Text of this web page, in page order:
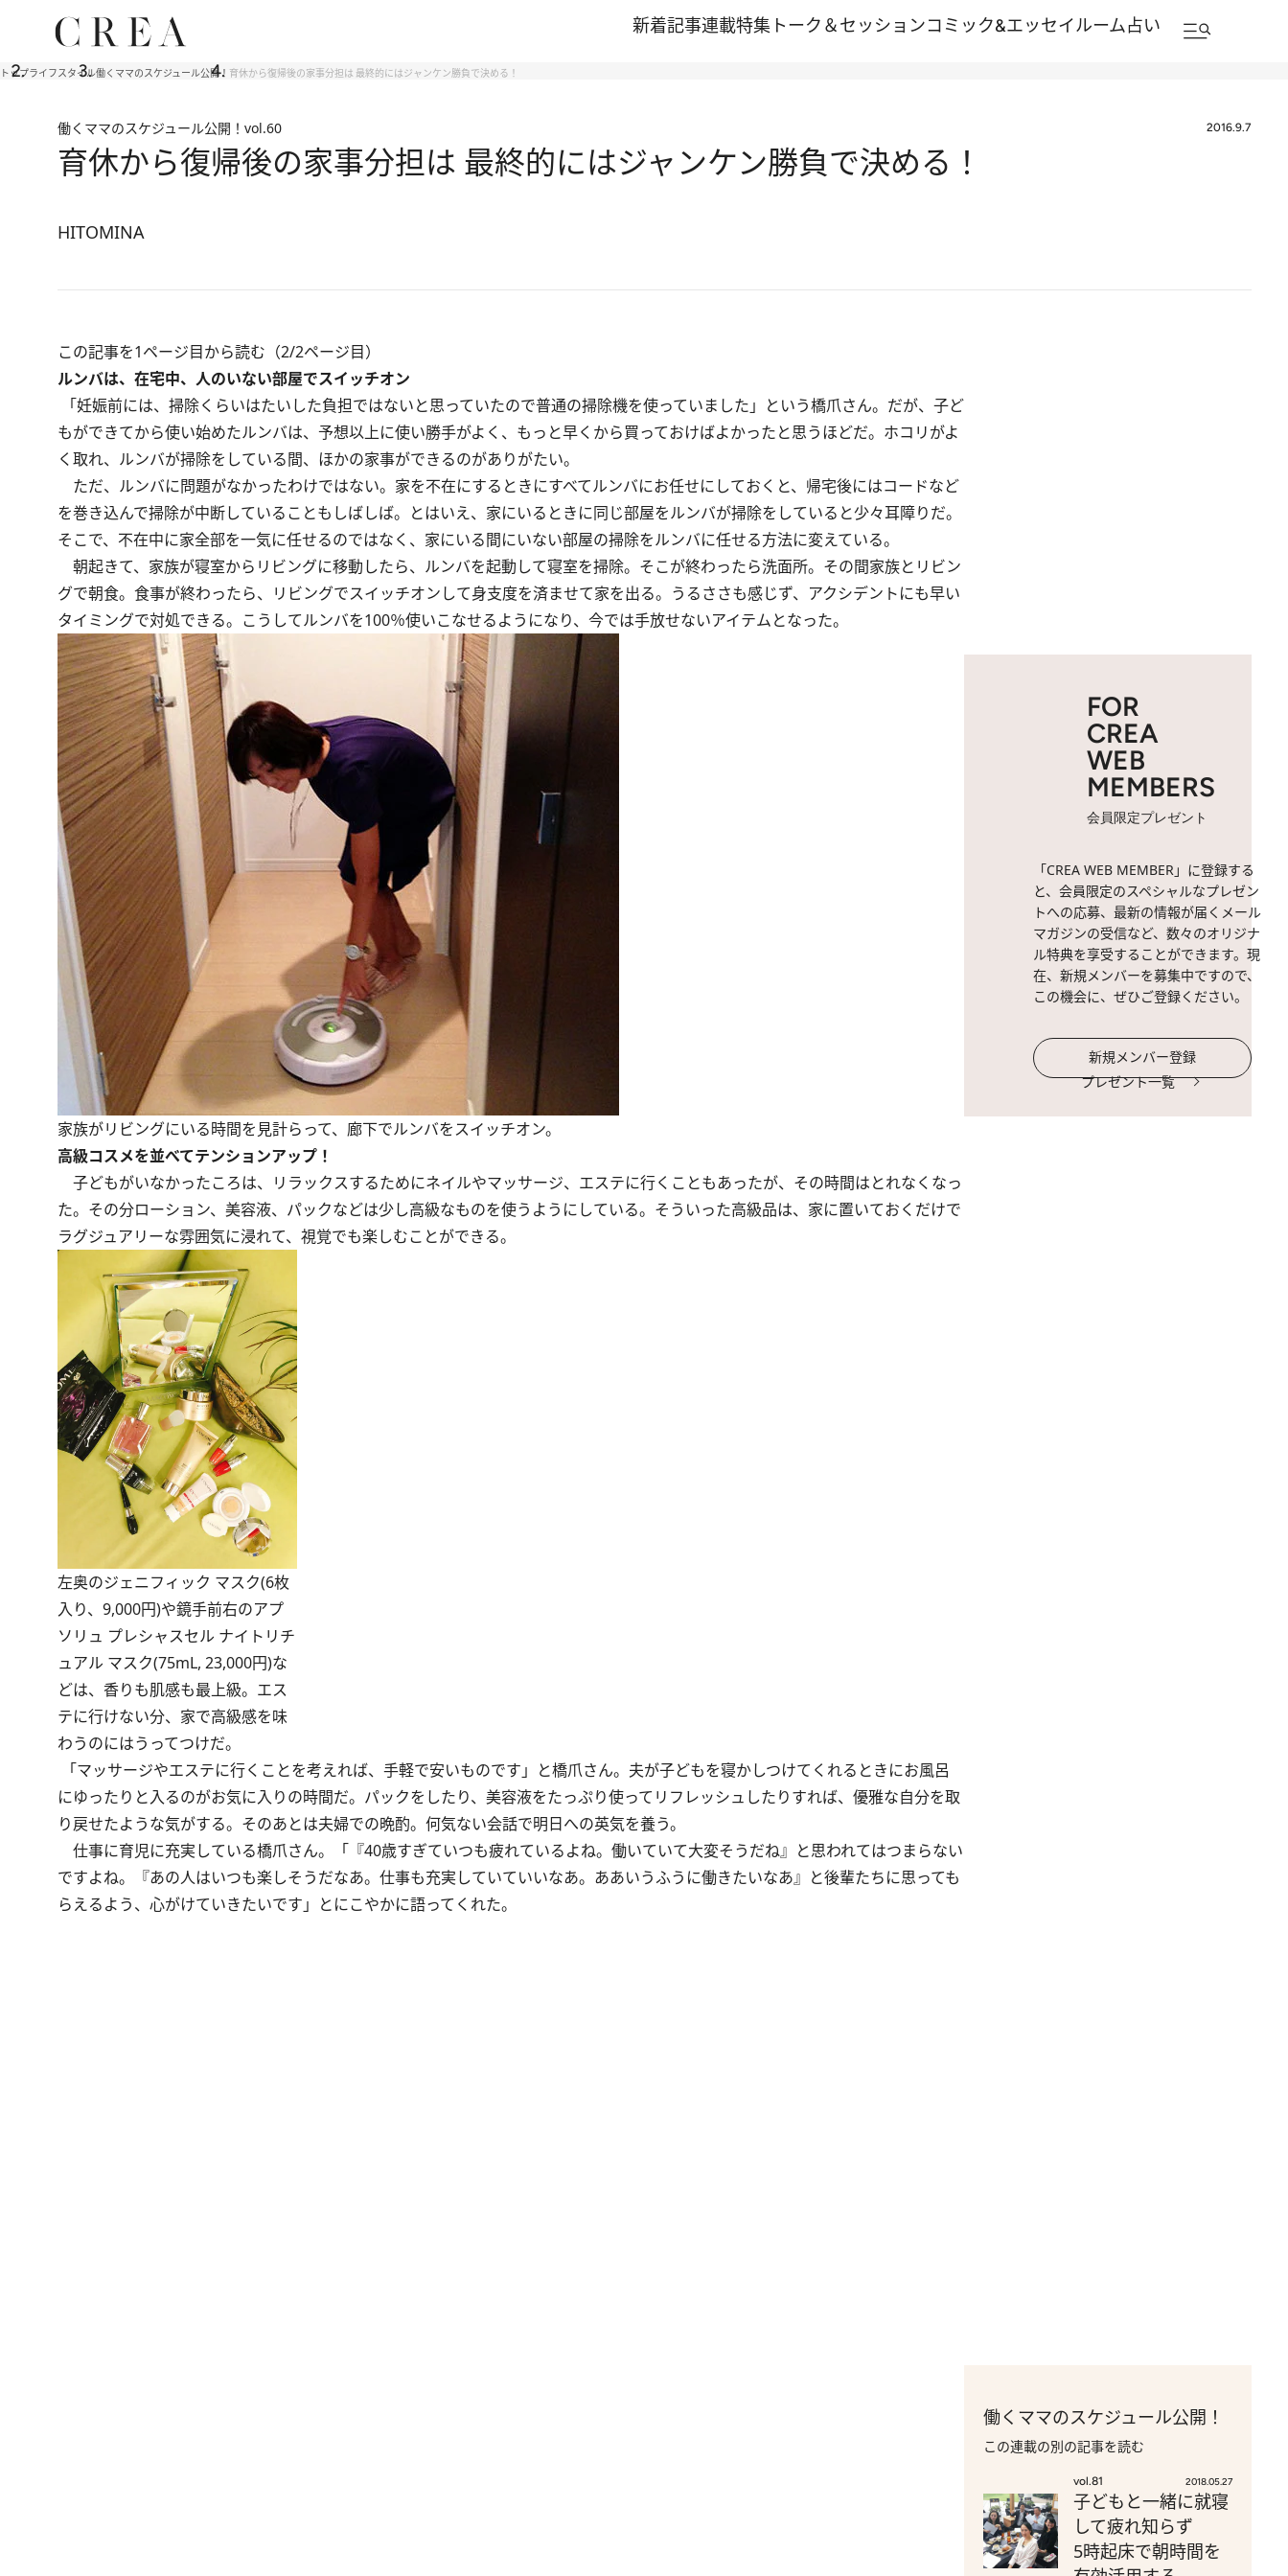
新着記事連載特集 トーク＆セッションコミック&エッセイルーム占い
トップライフスタイル働くママのスケジュール公開！ 育休から復帰後の家事分担は 最終的にはジャンケン勝負で決める！
働くママのスケジュール公開！ vol.60 2016.9.7
育休から復帰後の家事分担は 最終的にはジャンケン勝負で決める！
HITOMINA
この記事を1ページ目から読む（2/2ページ目）
ルンバは、在宅中、人のいない部屋でスイッチオン
「妊娠前には、掃除くらいはたいした負担ではないと思っていたので普通の掃除機を使っていました」という橋爪さん。だが、子ど
もができてから使い始めたルンバは、予想以上に使い勝手がよく、もっと早くから買っておけばよかったと思うほどだ。ホコリがよ
く取れ、ルンバが掃除をしている間、ほかの家事ができるのがありがたい。
ただ、ルンバに問題がなかったわけではない。家を不在にするときにすべてルンバにお任せにしておくと、帰宅後にはコードなど
を巻き込んで掃除が中断していることもしばしば。とはいえ、家にいるときに同じ部屋をルンバが掃除をしていると少々耳障りだ。
そこで、不在中に家全部を一気に任せるのではなく、家にいる間にいない部屋の掃除をルンバに任せる方法に変えている。
朝起きて、家族が寝室からリビングに移動したら、ルンバを起動して寝室を掃除。そこが終わったら洗面所。その間家族とリビン
グで朝食。食事が終わったら、リビングでスイッチオンして身支度を済ませて家を出る。うるささも感じず、アクシデントにも早い
タイミングで対処できる。こうしてルンバを100％使いこなせるようになり、今では手放せないアイテムとなった。
家族がリビングにいる時間を見計らって、廊下でルンバをスイッチオン。
高級コスメを並べてテンションアップ！
子どもがいなかったころは、リラックスするためにネイルやマッサージ、エステに行くこともあったが、その時間はとれなくなっ
た。その分ローション、美容液、パックなどは少し高級なものを使うようにしている。そういった高級品は、家に置いておくだけで
ラグジュアリーな雰囲気に浸れて、視覚でも楽しむことができる。
左奥のジェニフィック マスク(6枚
入り、9,000円)や鏡手前右のアプ
ソリュ プレシャスセル ナイトリチ
ュアル マスク(75mL, 23,000円)な
どは、香りも肌感も最上級。エス
テに行けない分、家で高級感を味
わうのにはうってつけだ。
「マッサージやエステに行くことを考えれば、手軽で安いものです」と橋爪さん。夫が子どもを寝かしつけてくれるときにお風呂
にゆったりと入るのがお気に入りの時間だ。パックをしたり、美容液をたっぷり使ってリフレッシュしたりすれば、優雅な自分を取
り戻せたような気がする。そのあとは夫婦での晩酌。何気ない会話で明日への英気を養う。
仕事に育児に充実している橋爪さん。「『40歳すぎていつも疲れているよね。働いていて大変そうだね』と思われてはつまらない
ですよね。『あの人はいつも楽しそうだなあ。仕事も充実していていいなあ。ああいうふうに働きたいなあ』と後輩たちに思っても
らえるよう、心がけていきたいです」とにこやかに語ってくれた。
FOR
CREA
WEB
MEMBERS
会員限定プレゼント
「CREA WEB MEMBER」に登録する
と、会員限定のスペシャルなプレゼン
トへの応募、最新の情報が届くメール
マガジンの受信など、数々のオリジナ
ル特典を享受することができます。現
在、新規メンバーを募集中ですので、
この機会に、ぜひご登録ください。
新規メンバー登録
プレゼント一覧
働くママのスケジュール公開！
この連載の別の記事を読む
vol.81 2018.05.27
子どもと一緒に就寝
して疲れ知らず
5時起床で朝時間を